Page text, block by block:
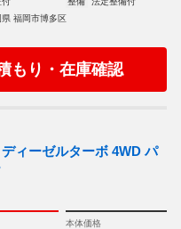
県 福岡市博多区
もり・在庫確認
ィーゼルターボ 4WD パ
本体価格